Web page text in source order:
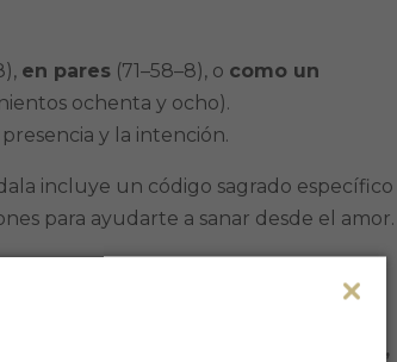
en pares (71–58–8), o como un
ochenta y ocho).
y la intención.
incluye un código sagrado específico
para ayudarte a sanar desde el amor.
que ayudan a reprogramar tu mente
de repetir por repetir, sino de
sentir,